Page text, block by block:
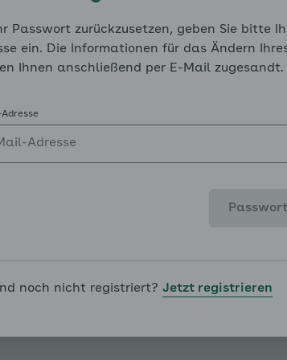
Passwort zurückzusetzen, geben Sie bitte
ein. Die Informationen für das Ändern
Ihnen anschließend per E-Mail zugesandt.
noch nicht registriert? Jetzt registrieren
nochmal das Kapitel „Vorbereitung der
Schritt für Schritt mit Ihrem Kind in die
Viel Erfolg!
für Modul 3: Das Kind stärken -